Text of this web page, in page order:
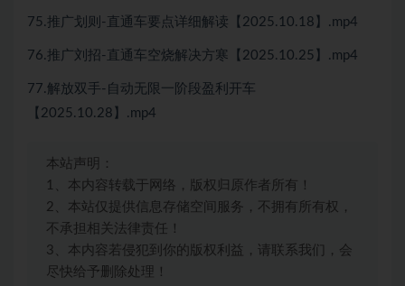
75.推广划则-直通车要点详细解读【2025.10.18】.mp4
76.推广刘招-直通车空烧解决方寒【2025.10.25】.mp4
77.解放双手-自动无限一阶段盈利开车
【2025.10.28】.mp4
本站声明：
1、本内容转载于网络，版权归原作者所有！
2、本站仅提供信息存储空间服务，不拥有所有权，
不承担相关法律责任！
3、本内容若侵犯到你的版权利益，请联系我们，会
尽快给予删除处理！